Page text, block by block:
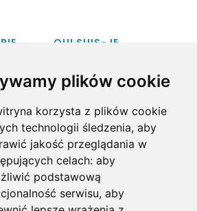
plików cookie
korzysta z plików cookie
technologii śledzenia, aby
jakość przeglądania w
celach: aby
podstawową
serwisu, aby
e
vous
QUI SUIS-JE
Magdalena Czarnocka
Baran